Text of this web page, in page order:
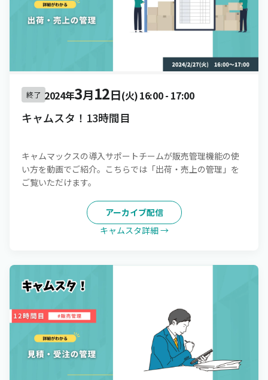
終了 2024年3月12日(火)16:00- 17:00
キャムスタ！13時間目
キャムマックスの導入サポートチームが販売管理機能の使
い方を動画でご紹介。こちらでは「出荷・売上の管理」を
ご覧いただけます。
アーカイブ配信
キャムスタ詳細 →